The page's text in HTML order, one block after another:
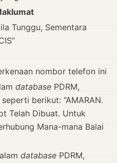
Tunggu, Sementara
nombor telefon ini
database PDRM,
berikut: “AMARAN.
Telah Dibuat. Untuk
Mana-mana Balai
database PDRM,